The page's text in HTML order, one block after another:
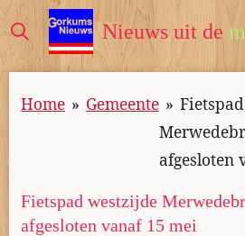
Ga
direct
naar
de
Nieuws uit de
Home » Gemeente »
afgesloten
Fietspad westzijde
afgesloten vanaf 15 mei